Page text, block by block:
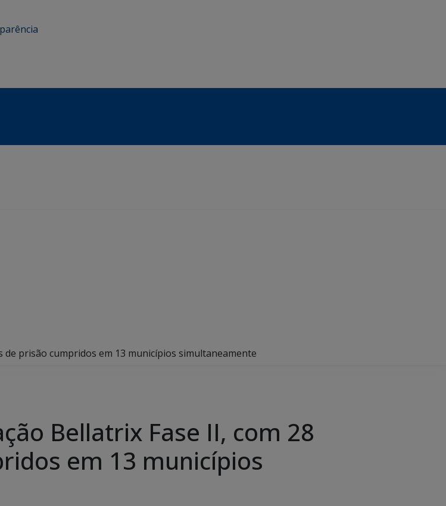
de prisão cumpridos em 13 municípios simultaneamente
Bellatrix Fase II, com 28
em 13 municípios